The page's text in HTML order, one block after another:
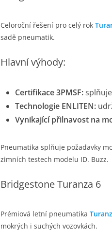
​Celoroční řešení pro celý rok
sadě pneumatik.
​Hlavní výhody:
​Certifikace 3PMSF:
Technologie ENLITEN:
Vynikající přilnavost na
​Pneumatika splňuje požadavky
zimních testech modelu ID. Buzz.
​Bridgestone Turanza 6
​Prémiová letní pneumatika
mokrých i suchých vozovkách.